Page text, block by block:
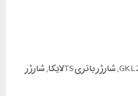
,شارژر باتری TSلایکا ,شارژر